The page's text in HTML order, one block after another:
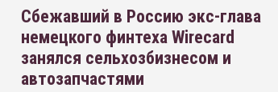
Сбежавший в Россию экс-глава
немецкого финтеха Wirecard
занялся сельхозбизнесом и
автозапчастями